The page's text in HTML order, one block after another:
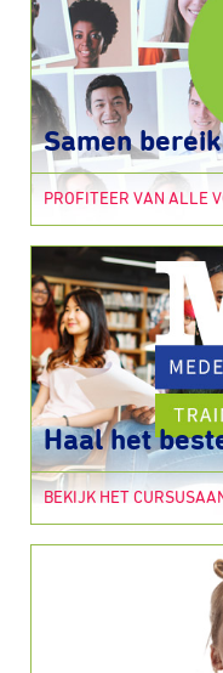
Samen
PROFITEER VAN ALLE
Haal het
BEKIJK HET